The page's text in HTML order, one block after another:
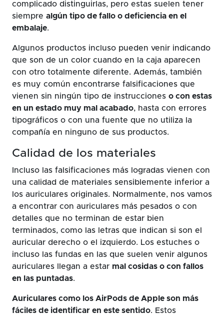
complicado distinguirlas, pero estas suelen tener
siempre algún tipo de fallo o deficiencia en el
embalaje.
Algunos productos incluso pueden venir indicando
que son de un color cuando en la caja aparecen
con otro totalmente diferente. Además, también
es muy común encontrarse falsificaciones que
vienen sin ningún tipo de instrucciones o con estas
en un estado muy mal acabado, hasta con errores
tipográficos o con una fuente que no utiliza la
compañía en ninguno de sus productos.
Calidad de los materiales
Incluso las falsificaciones más logradas vienen con
una calidad de materiales sensiblemente inferior a
los auriculares originales. Normalmente, nos vamos
a encontrar con auriculares más pesados o con
detalles que no terminan de estar bien
terminados, como las letras que indican si son el
auricular derecho o el izquierdo. Los estuches o
incluso las fundas en las que suelen venir algunos
auriculares llegan a estar mal cosidas o con fallos
en las puntadas.
Auriculares como los AirPods de Apple son más
fáciles de identificar en este sentido. Estos